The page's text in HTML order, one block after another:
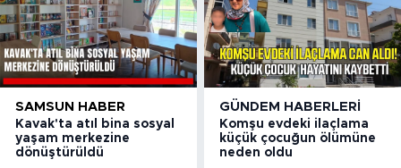
SAMSUN HABER
Kavak'ta atıl bina sosyal
yaşam merkezine
dönüştürüldü
GÜNDEM HABERLERI
Komşu evdeki ilaçlama
küçük çocuğun ölümüne
neden oldu